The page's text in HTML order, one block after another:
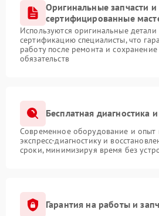
Оригинальные запчасти и
сертифицированные
Используются оригинальные
сертификацию специалисты, что
работу после ремонта и
обязательств
Бесплатная диагностика
Современное оборудование и опыт
экспресс-диагностику и
сроки, минимизируя время без
Гарантия на работы и